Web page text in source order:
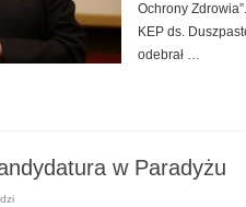
Ochrony
KEP ds.
odebrał …
w Paradyżu